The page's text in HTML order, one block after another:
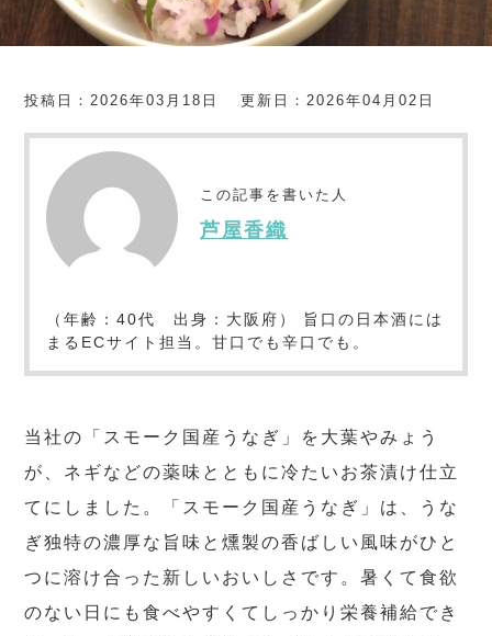
投稿日：2026年03月18日 更新日：2026年04月02日
この記事を書いた人
芦屋香織
（年齢：40代 出身：大阪府） 旨口の日本酒には
まるECサイト担当。甘口でも辛口でも。
当社の「スモーク国産うなぎ」を大葉やみょう
が、ネギなどの薬味とともに冷たいお茶漬け仕立
てにしました。「スモーク国産うなぎ」は、うな
ぎ独特の濃厚な旨味と燻製の香ばしい風味がひと
つに溶け合った新しいおいしさです。暑くて食欲
のない日にも食べやすくてしっかり栄養補給でき